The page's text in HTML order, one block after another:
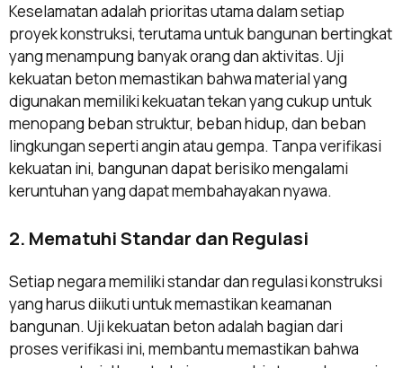
Keselamatan adalah prioritas utama dalam setiap
proyek konstruksi, terutama untuk bangunan bertingkat
yang menampung banyak orang dan aktivitas. Uji
kekuatan beton memastikan bahwa material yang
digunakan memiliki kekuatan tekan yang cukup untuk
menopang beban struktur, beban hidup, dan beban
lingkungan seperti angin atau gempa. Tanpa verifikasi
kekuatan ini, bangunan dapat berisiko mengalami
keruntuhan yang dapat membahayakan nyawa.
2. Mematuhi Standar dan Regulasi
Setiap negara memiliki standar dan regulasi konstruksi
yang harus diikuti untuk memastikan keamanan
bangunan. Uji kekuatan beton adalah bagian dari
proses verifikasi ini, membantu memastikan bahwa